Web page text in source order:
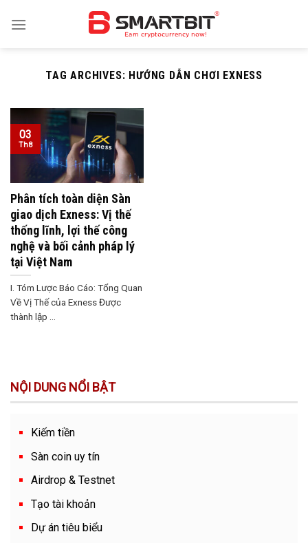
TAG ARCHIVES: HƯỚNG DẪN CHƠI EXNESS
Phân tích toàn diện Sàn
giao dịch Exness: Vị thế
thống lĩnh, lợi thế công
nghệ và bối cảnh pháp lý
tại Việt Nam
I. Tóm Lược Báo Cáo: Tổng Quan
Về Vị Thế của Exness Được
thành lập ...
03
Th8
NỘI DUNG NỔI BẬT
Kiếm tiền
Sàn coin uy tín
Airdrop & Testnet
Tạo tài khoản
Dự án tiêu biểu